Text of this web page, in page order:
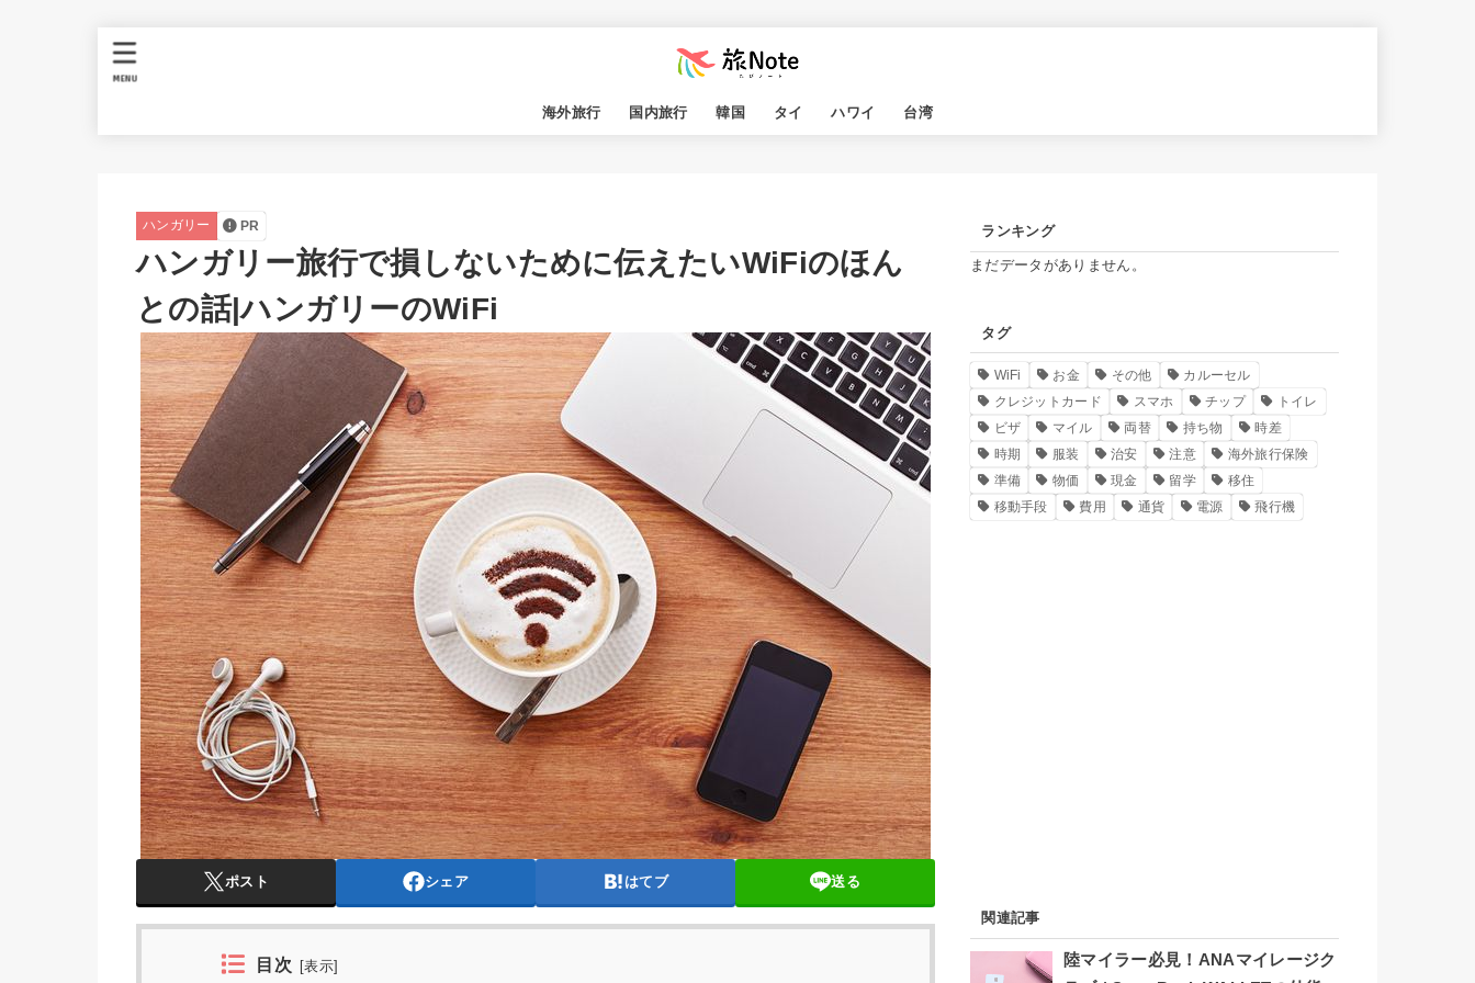
海外旅行 国内旅行 韓国 タイ ハワイ 台湾
MENU
ハンガリー PR
ハンガリー旅行で損しないために伝えたいWiFiのほん
との話|ハンガリーのWiFi
ポスト シェア はてブ 送る
目次 [表示
ランキング
まだデータがありません。
タグ
WiFi お金 その他
カルーセル
クレジットカード
スマホ チップ
トイレ
ビザ
マイル 両替 持ち物
時差
時期
服装 治安 注意
海外旅行保険
準備
物価 現金 留学
移住
移動手段
費用 通貨 電源 飛行機
関連記事
陸マイラー必見！ANAマイレージク